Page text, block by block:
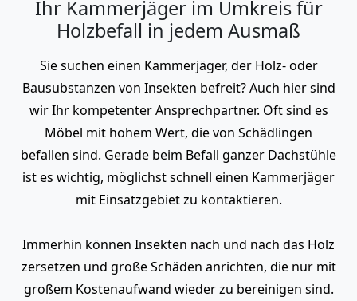
Ihr Kammerjäger im Umkreis für
Holzbefall in jedem Ausmaß
Sie suchen einen Kammerjäger, der Holz- oder
Bausubstanzen von Insekten befreit? Auch hier sind
wir Ihr kompetenter Ansprechpartner. Oft sind es
Möbel mit hohem Wert, die von Schädlingen
befallen sind. Gerade beim Befall ganzer Dachstühle
ist es wichtig, möglichst schnell einen Kammerjäger
mit Einsatzgebiet zu kontaktieren.
Immerhin können Insekten nach und nach das Holz
zersetzen und große Schäden anrichten, die nur mit
großem Kostenaufwand wieder zu bereinigen sind.